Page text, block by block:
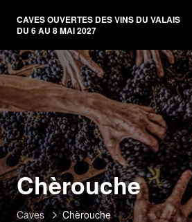
CAVES OUVERTES DES VINS DU VALAIS
DU 6 AU 8 MAI 2027
Chèrouche
Caves Chèrouche